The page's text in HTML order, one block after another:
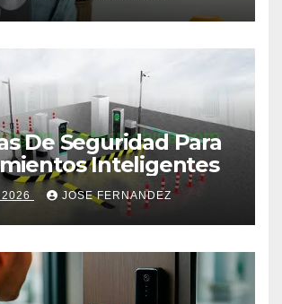
De Seguridad Para
Inteligentes
JOSE FERNANDEZ